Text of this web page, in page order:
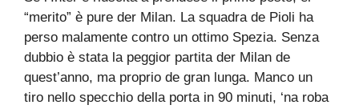
“merito” è pure der Milan. La squadra de Pioli ha
perso malamente contro un ottimo Spezia. Senza
dubbio è stata la peggior partita der Milan de
quest’anno, ma proprio de gran lunga. Manco un
tiro nello specchio della porta in 90 minuti, ‘na roba